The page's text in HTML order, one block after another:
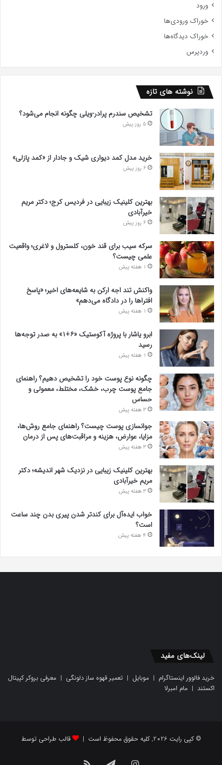
ورود
خوراک ورودی‌ها
خوراک دیدگاه‌ها
وردپرس
نوشته های تازه
تشخیص سندرم پرادر-ویلی چگونه انجام می‌شود؟
5 روز پیش
خرید مدل کمد دیواری شیک و جادار از «کمد پازلی»
6 روز پیش
بهترین کلینیک زیبایی در فردیس کرج؛ دکتر مریم
خیرآبادی
6 روز پیش
سرکه سیب برای قند خون، کلسترول و لاغری؛ واقعیت
علمی چیست؟
1 هفته پیش
واکنش تند اجه ارکن به شایعه‌های اخیر؛ «پاسخ
افتراها را در دادگاه می‌دهم»
1 هفته پیش
ابرو یاشار با پروژه آکوستیک «۶+۱» به صدر توجه‌ها
رسید
1 هفته پیش
چگونه نوع پوست خود را تشخیص دهیم؟ راهنمای
جامع پوست چرب، خشک، مختلط، معمولی و
حساس
3 هفته پیش
جوانسازی پوست چیست؟ راهنمای جامع روش‌ها،
مزایا، عوارض، هزینه و مراقبت‌های پس از درمان
3 هفته پیش
بهترین کلینیک زیبایی در نزدیک شهر اندیشه؛ دکتر
مریم خیرآبادی
3 هفته پیش
خواب ایده‌آل برای کندتر شدن پیری بدن چند ساعت
است؟
4 هفته پیش
لینک‌های مفید
خرید فالوور اینستاگرام | موبایل | تعمیر قهوه ساز دلونگی | معرفی بروکر کپیتال
اکستند | مام امبرلا
© کپی رایت 2026, کلیه حقوق محفوظ است | قالب طراحی توسط